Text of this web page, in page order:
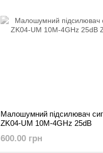
Малошумний підсилювач
ZK04-UM 10M-4GHz 25dB
600.00 грн